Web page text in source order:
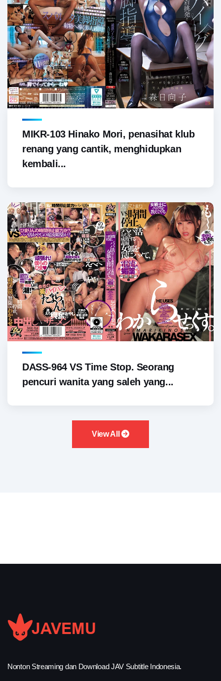
MIKR-103 Hinako Mori, penasihat klub
renang yang cantik, menghidupkan
kembali...
DASS-964 VS Time Stop. Seorang
pencuri wanita yang saleh yang...
View All
Nonton Streaming dan Download JAV Subtitle Indonesia.